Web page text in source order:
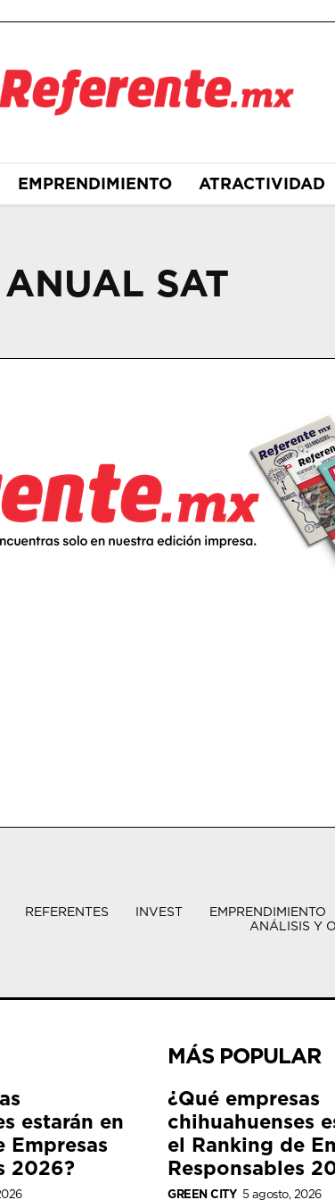
EMPRENDIMIENTO ATRACTIVIDAD
SAT
REFERENTES INVEST EMPRENDIMIENTO
ANÁLISIS Y
estarán en
Empresas
2026?
MÁS POPULAR
¿Qué empresas
chihuahuenses
el Ranking de
Responsables
GREEN CITY 5 agosto, 2026